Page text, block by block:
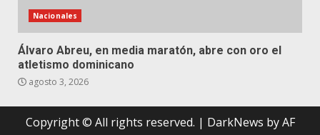
Nacionales
Álvaro Abreu, en media maratón, abre con oro el
atletismo dominicano
agosto 3, 2026
Copyright © All rights reserved. | DarkNews by AF